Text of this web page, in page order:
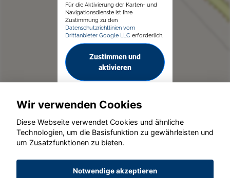
Für die Aktivierung der Karten- und
Navigationsdienste ist Ihre
Zustimmung zu den
Datenschutzrichtlinien vom
Drittanbieter Google LLC erforderlich.
Zustimmen und
aktivieren
© konjunkturmotor.de GmbH 2020 - 2026
Wir verwenden Cookies
Diese Webseite verwendet Cookies und ähnliche
Technologien, um die Basisfunktion zu gewährleisten und
um Zusatzfunktionen zu bieten.
Notwendige akzeptieren